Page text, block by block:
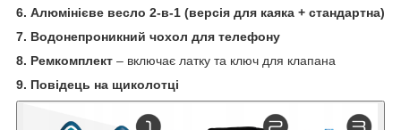
6. Алюмінієве весло 2-в-1 (версія для каяка + стандартна)
7. Водонепроникний чохол для телефону
8. Ремкомплект – включає латку та ключ для клапана
9. Повідець на щиколотці